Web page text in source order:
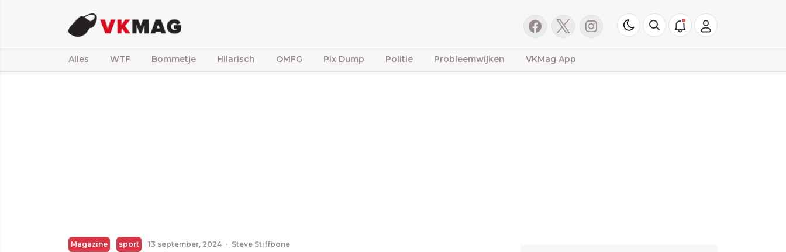
Alles WTF Bommetje Hilarisch OMFG Pix Dump Politie Probleemwijken VKMag App
Magazine sport 13 september, 2024 · Steve Stiffbone